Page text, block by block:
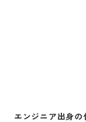
エンジニア出身の